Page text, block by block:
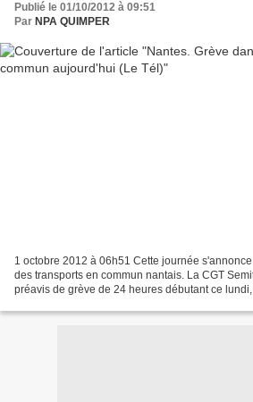
Publié le 01/10/2012 à 09:51
Par NPA QUIMPER
1 octobre 2012 à 06h51 Cette journée
des transports en commun nantais. La CGT
préavis de grève de 24 heures débutant ce lundi,